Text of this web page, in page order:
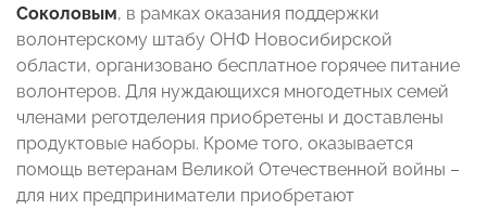
Соколовым, в рамках оказания поддержки
волонтерскому штабу ОНФ Новосибирской
области, организовано бесплатное горячее питание
волонтеров. Для нуждающихся многодетных семей
членами реготделения приобретены и доставлены
продуктовые наборы. Кроме того, оказывается
помощь ветеранам Великой Отечественной войны –
для них предприниматели приобретают